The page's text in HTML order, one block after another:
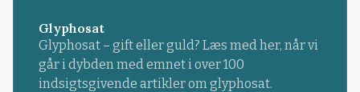
Glyphosat
Glyphosat – gift eller guld? Læs med her, når vi
går i dybden med emnet i over 100
indsigtsgivende artikler om glyphosat.